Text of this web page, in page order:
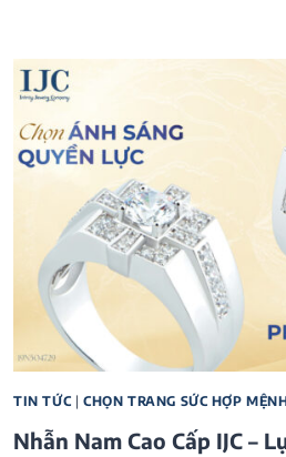
TIN TỨC | CHỌN TRANG SỨC HỢP
Nhẫn Nam Cao Cấp IJC –